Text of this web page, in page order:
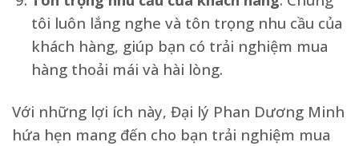
tôi luôn lắng nghe và tôn trọng nhu cầu của
khách hàng, giúp bạn có trải nghiệm mua
hàng thoải mái và hài lòng.
Với những lợi ích này, Đại lý Phan Dương Minh
hứa hẹn mang đến cho bạn trải nghiệm mua